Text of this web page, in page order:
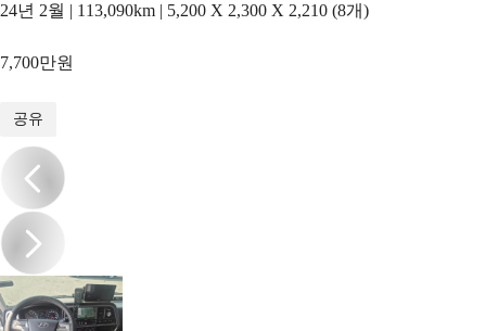
24년 2월 | 113,090km | 5,200 X 2,300 X 2,210 (8개)
7,700만원
공유
/20